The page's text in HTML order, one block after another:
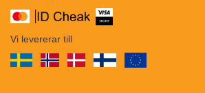
Vi levererar till